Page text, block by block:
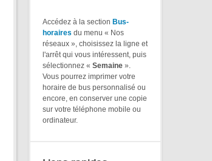
Accédez à la section Bus-
horaires du menu « Nos
réseaux », choisissez la ligne et
l'arrêt qui vous intéressent, puis
sélectionnez « Semaine ».
Vous pourrez imprimer votre
horaire de bus personnalisé ou
encore, en conserver une copie
sur votre téléphone mobile ou
ordinateur.